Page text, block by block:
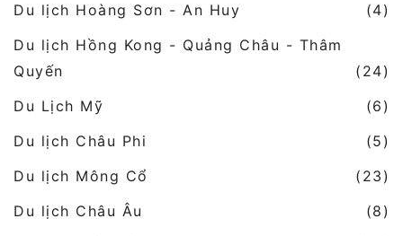
Du lịch Hoàng Sơn - An Huy
(4)
Du lịch Hồng Kong - Quảng Châu - Thâm
Quyến
(24)
Du Lịch Mỹ
(6)
Du lịch Châu Phi
(5)
Du lịch Mông Cổ
(23)
Du lịch Châu Âu
(8)